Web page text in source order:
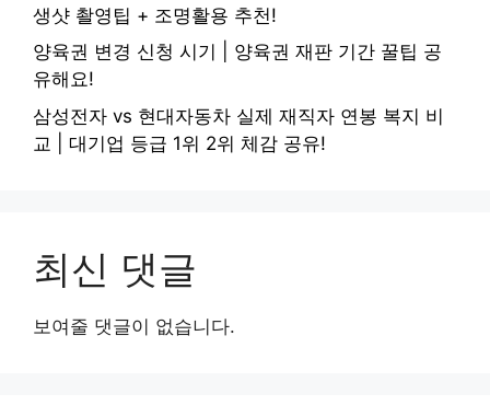
생샷 촬영팁 + 조명활용 추천!
양육권 변경 신청 시기 | 양육권 재판 기간 꿀팁 공
유해요!
삼성전자 vs 현대자동차 실제 재직자 연봉 복지 비
교 | 대기업 등급 1위 2위 체감 공유!
최신 댓글
보여줄 댓글이 없습니다.